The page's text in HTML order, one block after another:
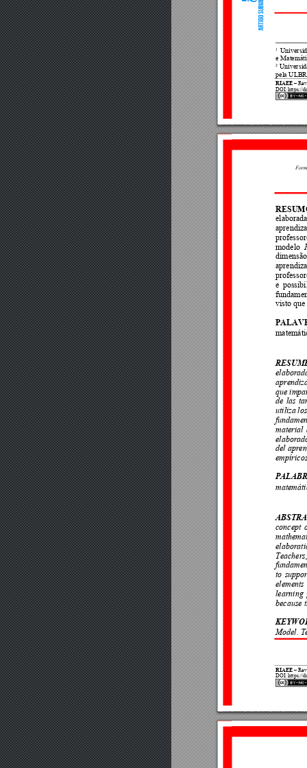
RIAEE – Re
DOI: https://
1 Univer
e
2
pela
RIAEE – Re
DOI: https://
modelo
e
visto que
que
de las
utiliza
material
del
concept
to
elements
learning
because
Model.